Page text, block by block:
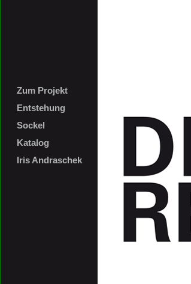
Zum Projekt
Entstehung
Sockel
Katalog
Iris Andraschek